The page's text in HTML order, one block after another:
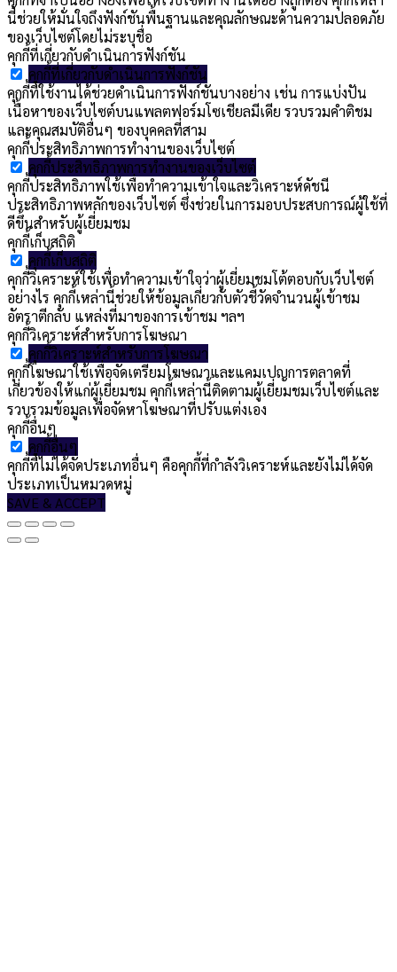
นี้ช่วยให้มั่นใจถึงฟังก์ชันพื้นฐานและคุณลักษณะด้านความปลอดภัย
ของเว็บไซต์โดยไม่ระบุชื่อ
คุกกี้ที่เกี่ยวกับดำเนินการฟังก์ชัน
คุกกี้ที่เกี่ยวกับดำเนินการฟังก์ชัน
คุกกี้ที่ใช้งานได้ช่วยดำเนินการฟังก์ชันบางอย่าง เช่น การแบ่งปัน
เนื้อหาของเว็บไซต์บนแพลตฟอร์มโซเชียลมีเดีย รวบรวมคำติชม
และคุณสมบัติอื่นๆ ของบุคคลที่สาม
คุกกี้ประสิทธิภาพการทำงานของเว็บไซต์
คุกกี้ประสิทธิภาพการทำงานของเว็บไซต์
คุกกี้ประสิทธิภาพใช้เพื่อทำความเข้าใจและวิเคราะห์ดัชนี
ประสิทธิภาพหลักของเว็บไซต์ ซึ่งช่วยในการมอบประสบการณ์ผู้ใช้ที่
ดีขึ้นสำหรับผู้เยี่ยมชม
คุกกี้เก็บสถิติ
คุกกี้เก็บสถิติ
คุกกี้วิเคราะห์ใช้เพื่อทำความเข้าใจว่าผู้เยี่ยมชมโต้ตอบกับเว็บไซต์
อย่างไร คุกกี้เหล่านี้ช่วยให้ข้อมูลเกี่ยวกับตัวชี้วัดจำนวนผู้เข้าชม
อัตราตีกลับ แหล่งที่มาของการเข้าชม ฯลฯ
คุกกี้วิเคราะห์สำหรับการโฆษณา
คุกกี้วิเคราะห์สำหรับการโฆษณา
คุกกี้โฆษณาใช้เพื่อจัดเตรียมโฆษณาและแคมเปญการตลาดที่
เกี่ยวข้องให้แก่ผู้เยี่ยมชม คุกกี้เหล่านี้ติดตามผู้เยี่ยมชมเว็บไซต์และ
รวบรวมข้อมูลเพื่อจัดหาโฆษณาที่ปรับแต่งเอง
คุกกี้อื่นๆ
คุกกี้อื่นๆ
คุกกี้ที่ไม่ได้จัดประเภทอื่นๆ คือคุกกี้ที่กำลังวิเคราะห์และยังไม่ได้จัด
ประเภทเป็นหมวดหมู่
SAVE & ACCEPT